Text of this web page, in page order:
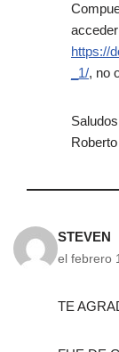
https://
_1/, no
Saludos
STEVEN
el febrero
TE